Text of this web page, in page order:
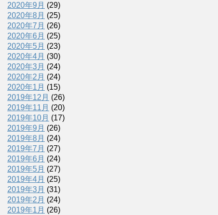
2020年9月 (29)
2020年8月 (25)
2020年7月 (26)
2020年6月 (25)
2020年5月 (23)
2020年4月 (30)
2020年3月 (24)
2020年2月 (24)
2020年1月 (15)
2019年12月 (26)
2019年11月 (20)
2019年10月 (17)
2019年9月 (26)
2019年8月 (24)
2019年7月 (27)
2019年6月 (24)
2019年5月 (27)
2019年4月 (25)
2019年3月 (31)
2019年2月 (24)
2019年1月 (26)